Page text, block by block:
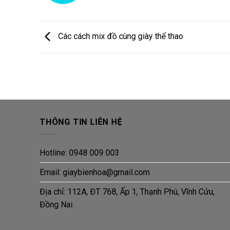
Các cách mix đồ cùng giày thể thao
THÔNG TIN LIÊN HỆ
Hotline: 0948 009 003
Email: giaybienhoa@gmail.com
Địa chỉ: 112A, ĐT 768, Ấp 1, Thạnh Phú, Vĩnh Cửu,
Đồng Nai